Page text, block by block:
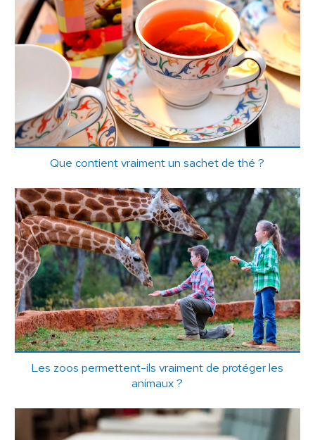
Que contient vraiment un sachet de thé ?
Les zoos permettent-ils vraiment de protéger les
animaux ?